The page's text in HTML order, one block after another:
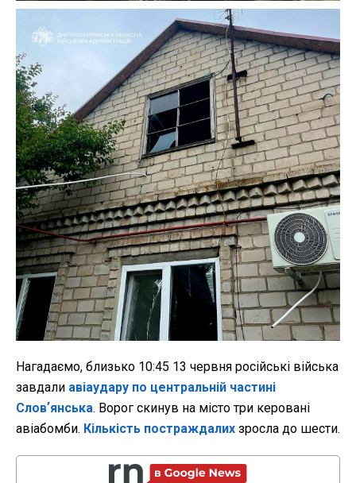
Нагадаємо, близько 10:45 13 червня російські війська
завдали авіаудару по центральній частині
Словʼянська. Ворог скинув на місто три керовані
авіабомби. Кількість постраждалих зросла до шести.